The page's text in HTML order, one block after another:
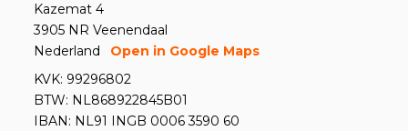
Kazemat 4
3905 NR Veenendaal
Nederland
Open in Google Maps
KVK: 99296802
BTW: NL868922845B01
IBAN: NL91 INGB 0006 3590 60